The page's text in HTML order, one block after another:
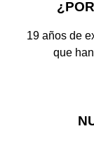
19 años de
que